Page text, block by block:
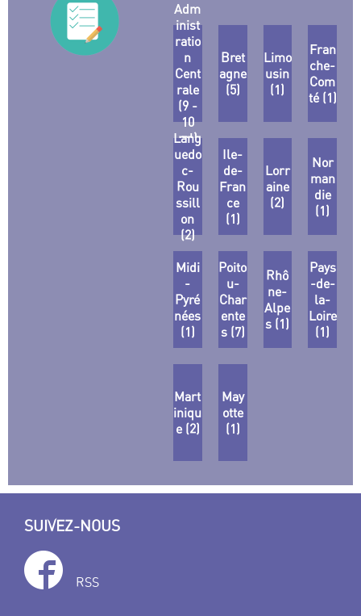
Adm
inist
ratio
n
Cent
rale
(9 -
10
ml)
Bret
agne
(5)
Limo
usin
(1)
Fran
che-
Com
té (1)
Lang
uedo
c-
Rou
ssill
on
(2)
Ile-
de-
Fran
ce
(1)
Lorr
aine
(2)
Nor
man
die
(1)
Midi
-
Pyré
nées
(1)
Poito
u-
Char
ente
s (7)
Rhô
ne-
Alpe
s (1)
Pays
-de-
la-
Loire
(1)
Mart
iniqu
e (2)
May
otte
(1)
SUIVEZ-NOUS
RSS